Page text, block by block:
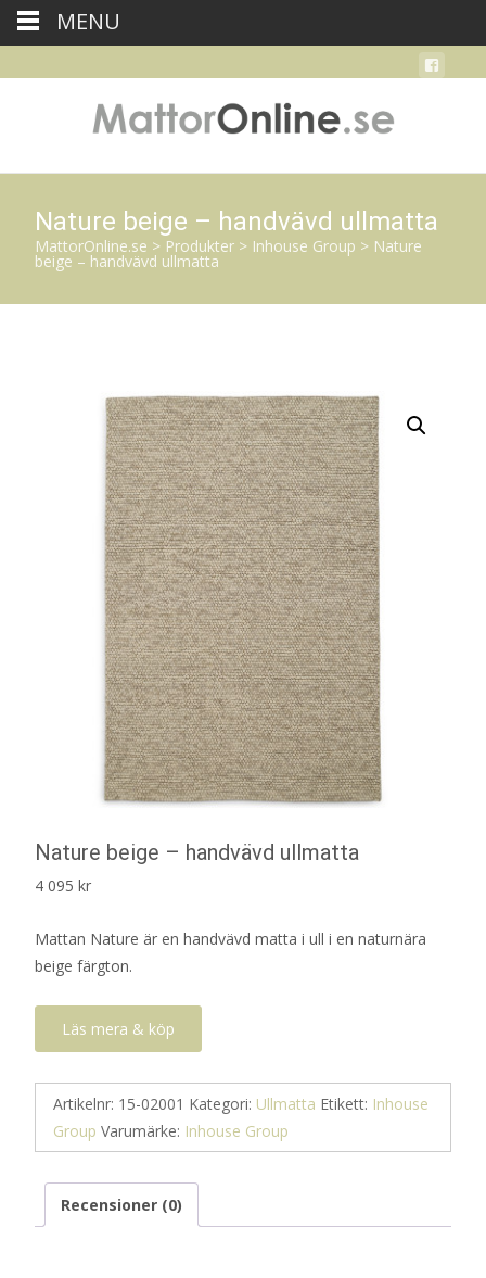
Nature beige – handvävd ullmatta
MattorOnline.se > Produkter > Inhouse Group > Nature
beige – handvävd ullmatta
Nature beige – handvävd ullmatta
4 095 kr
Mattan Nature är en handvävd matta i ull i en naturnära
beige färgton.
Läs mera & köp
Artikelnr: 15-02001 Kategori: Ullmatta Etikett: Inhouse
Group Varumärke: Inhouse Group
Recensioner (0)
MENU